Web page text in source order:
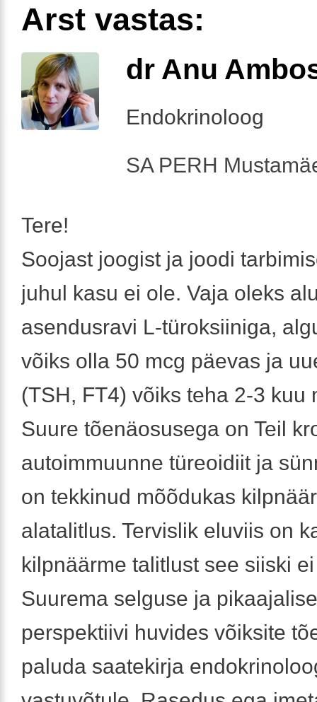
Arst vastas:
dr Anu
Endokrinoloog
SA PERH
Tere!
Soojast joogist ja joodi
juhul kasu ei ole. Vaja oleks
asendusravi L-türoksiiniga,
võiks olla 50 mcg päevas ja
(TSH, FT4) võiks teha 2-3 kuu
Suure tõenäosusega on Teil
autoimmuunne türeoidiit ja
on tekkinud mõõdukas
alatalitlus. Tervislik eluviis on
kilpnäärme talitlust see siiski
Suurema selguse ja
perspektiivi huvides võiksite
paluda saatekirja